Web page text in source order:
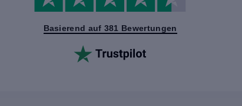
Basierend auf 381 Bewertungen